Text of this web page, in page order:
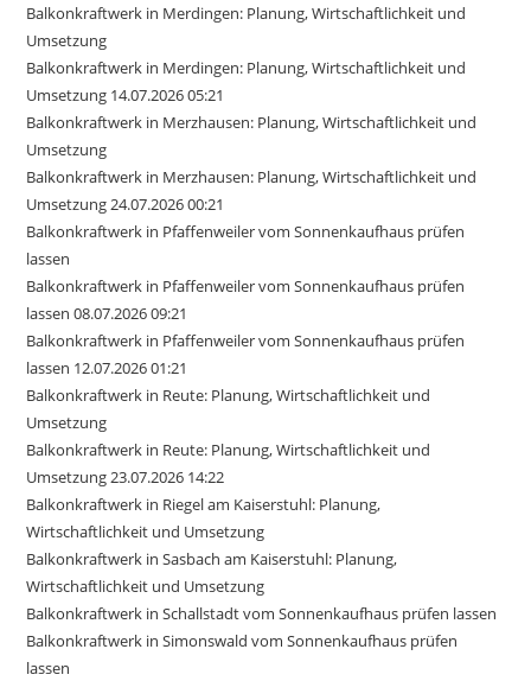
Balkonkraftwerk in Merdingen: Planung, Wirtschaftlichkeit und
Umsetzung
Balkonkraftwerk in Merdingen: Planung, Wirtschaftlichkeit und
Umsetzung 14.07.2026 05:21
Balkonkraftwerk in Merzhausen: Planung, Wirtschaftlichkeit und
Umsetzung
Balkonkraftwerk in Merzhausen: Planung, Wirtschaftlichkeit und
Umsetzung 24.07.2026 00:21
Balkonkraftwerk in Pfaffenweiler vom Sonnenkaufhaus prüfen
lassen
Balkonkraftwerk in Pfaffenweiler vom Sonnenkaufhaus prüfen
lassen 08.07.2026 09:21
Balkonkraftwerk in Pfaffenweiler vom Sonnenkaufhaus prüfen
lassen 12.07.2026 01:21
Balkonkraftwerk in Reute: Planung, Wirtschaftlichkeit und
Umsetzung
Balkonkraftwerk in Reute: Planung, Wirtschaftlichkeit und
Umsetzung 23.07.2026 14:22
Balkonkraftwerk in Riegel am Kaiserstuhl: Planung,
Wirtschaftlichkeit und Umsetzung
Balkonkraftwerk in Sasbach am Kaiserstuhl: Planung,
Wirtschaftlichkeit und Umsetzung
Balkonkraftwerk in Schallstadt vom Sonnenkaufhaus prüfen lassen
Balkonkraftwerk in Simonswald vom Sonnenkaufhaus prüfen
lassen